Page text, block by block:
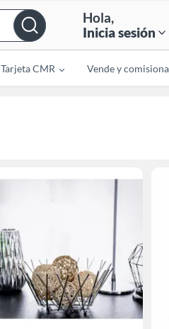
Hola,
Inicia sesión
Tarjeta CMR Vende y comisiona